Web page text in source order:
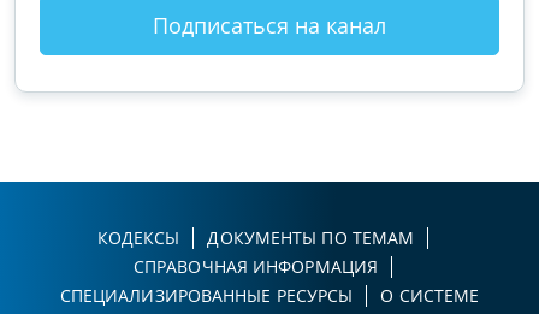
Подписаться на канал
КОДЕКСЫ
ДОКУМЕНТЫ ПО ТЕМАМ
СПРАВОЧНАЯ ИНФОРМАЦИЯ
СПЕЦИАЛИЗИРОВАННЫЕ РЕСУРСЫ
О СИСТЕМЕ